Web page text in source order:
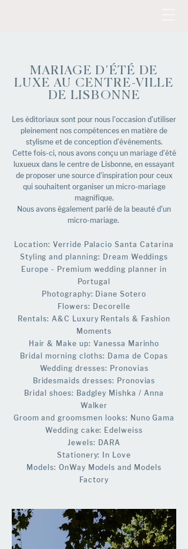
MARIAGE D'ÉTÉ DE
LUXE AU CENTRE-VILLE
DE LISBONNE
Les éditoriaux sont pour nous l'occasion d'utiliser
pleinement nos compétences en matière de
stylisme et de conception d'événements.
Cette fois-ci, nous avons conçu un mariage d'été
luxueux dans le centre de Lisbonne, en essayant
de proposer une source d'inspiration pour ceux
qui souhaitent organiser un micro-mariage
magnifique.
Nous avons également parlé de la beauté d'un
micro-mariage.
Location: Verride Palacio Santa Catarina
Styling and planning: Dream Weddings
Europe - Premium wedding planner in
Portugal
Photography: Diane Sotero
Flowers: Decorelle
Rentals: A&C Luxury Rentals & Fashion
Moments
Hair & Make up: Vanessa Marinho
Bridal morning cloths: Dama de Copas
Wedding dresses: Pronovias
Bridesmaids dresses: Pronovias
Bridal shoes: Badgley Mishka / Anna
Walker
Groom and groomsmen looks: Nuno Gama
Wedding cake: Edelweiss
Jewels: DARA
Stationery: In Love
Models: OnWay Models and Models
Factory